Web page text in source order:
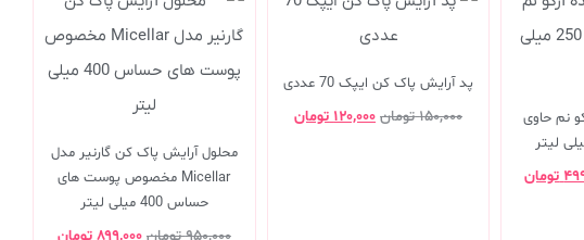
نم حاوی
تومان
پد آرایش پاک کن ایپک 70 عددی
۱۵۰,۰۰۰ تومان ۱۲۰,۰۰۰ تومان
محلول آرایش پاک کن گارنیر مدل
Micellar مخصوص پوست های
حساس 400 میلی لیتر